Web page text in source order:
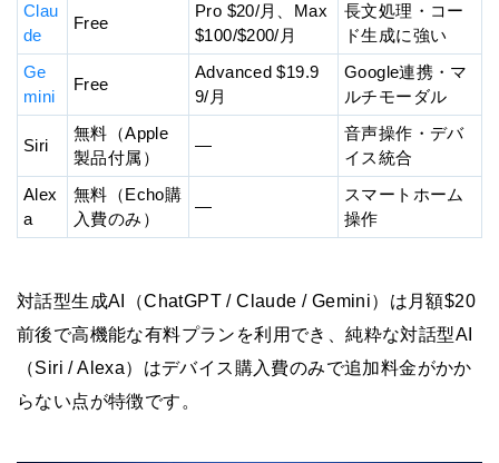
Clau
de
Free
Pro $20/月、Max
$100/$200/月
長文処理・コー
ド生成に強い
Ge
mini
Free
Advanced $19.9
9/月
Google連携・マ
ルチモーダル
Siri
無料（Apple
製品付属）
—
音声操作・デバ
イス統合
Alex
a
無料（Echo購
入費のみ）
—
スマートホーム
操作
対話型生成AI（ChatGPT / Claude / Gemini）は月額$20
前後で高機能な有料プランを利用でき、純粋な対話型AI
（Siri / Alexa）はデバイス購入費のみで追加料金がかか
らない点が特徴です。